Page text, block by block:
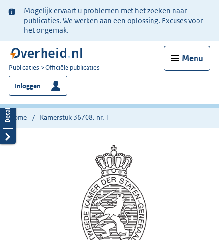
Ter
informatie:
Mogelijk ervaart u problemen met het zoeken naar
publicaties. We werken aan een oplossing. Excuses voor
het ongemak.
Menu
U
bent
nu
hier:
Publicaties Officiële publicaties
Inloggen
Home Kamerstuk 36708, nr. 1